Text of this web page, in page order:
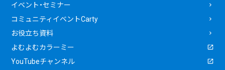
イベント・セミナー
コミュニティイベントCarty
お役立ち資料
よむよむカラーミー
YouTubeチャンネル